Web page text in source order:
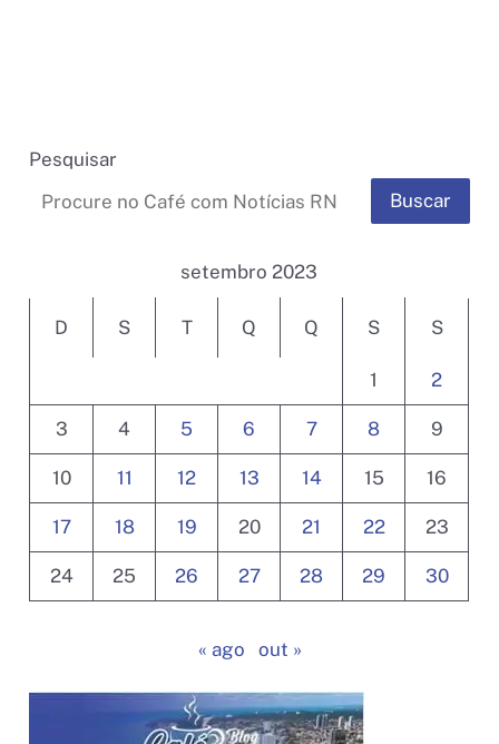
Pesquisar
Buscar
setembro 2023
D S T Q Q S S
1 2
3 4 5 6 7 8 9
10 11 12 13 14 15 16
17 18 19 20 21 22 23
24 25 26 27 28 29 30
« ago out »